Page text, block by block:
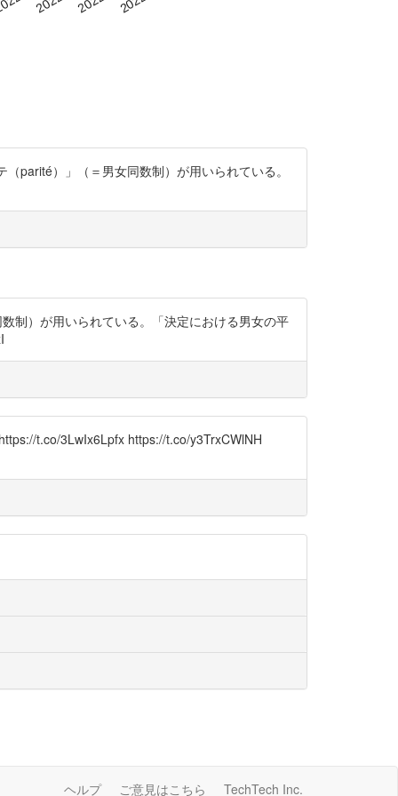
parité）」（＝男女同数制）が用いられている。
制）が用いられている。「決定における男女の平
t.co/3LwIx6Lpfx https://t.co/y3TrxCWlNH
ヘルプ ご意見はこちら TechTech Inc.